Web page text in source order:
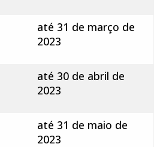
até 31 de março de
2023
até 30 de abril de
2023
até 31 de maio de
2023